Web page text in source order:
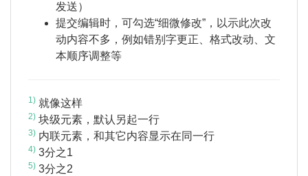
发送）
提交编辑时，可勾选“细微修改”，以示此次改
动内容不多，例如错别字更正、格式改动、文
本顺序调整等
1) 就像这样
2) 块级元素，默认另起一行
3) 内联元素，和其它内容显示在同一行
4) 3分之1
5) 3分之2